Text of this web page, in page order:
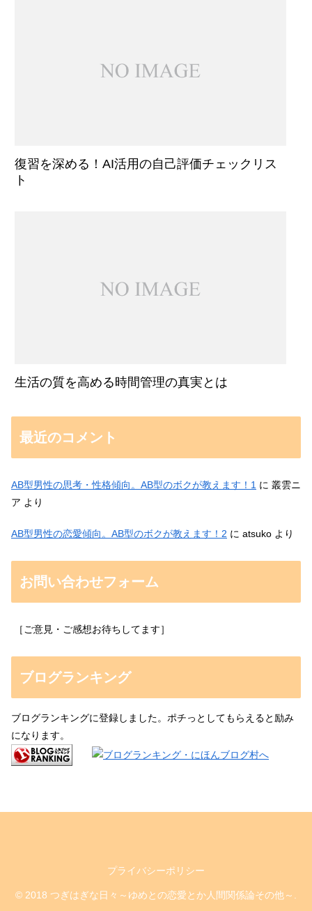
復習を深める！AI活用の自己評価チェックリス
ト
生活の質を高める時間管理の真実とは
最近のコメント
AB型男性の思考・性格傾向。AB型のボクが教えます！1 に 叢雲ニ
ア より
AB型男性の恋愛傾向。AB型のボクが教えます！2 に atsuko より
お問い合わせフォーム
［ご意見・ご感想お待ちしてます］
ブログランキング
ブログランキングに登録しました。ポチっとしてもらえると励み
になります。
プライバシーポリシー
© 2018 つぎはぎな日々～ゆめとの恋愛とか人間関係論その他～.